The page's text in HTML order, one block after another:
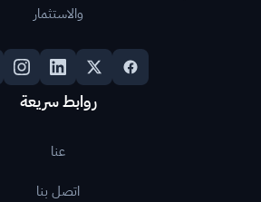
والاستثمار
روابط سريعة
عنا
اتصل بنا